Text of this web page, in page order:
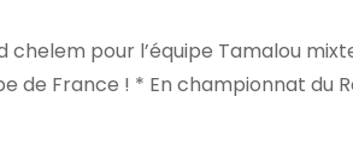
pour l’équipe Tamalou
de France ! * En championnat du